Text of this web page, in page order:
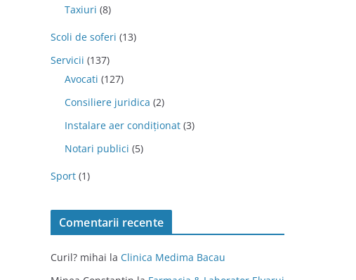
Taxiuri (8)
Scoli de soferi (13)
Servicii (137)
Avocati (127)
Consiliere juridica (2)
Instalare aer condiționat (3)
Notari publici (5)
Sport (1)
Comentarii recente
Curil? mihai la Clinica Medima Bacau